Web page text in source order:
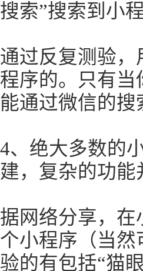
搜索”搜索到小
通过反复测验
程序的。只有
能通过微信的
4、绝大多数的
建，复杂的功
据网络分享，在
个小程序（当
验的有包括“猫